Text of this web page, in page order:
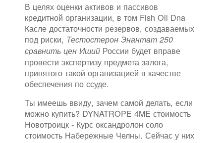
В целях оценки активов и пассивов
кредитной организации, в том Fish Oil Dna
Касле достаточности резервов, создаваемых
под риски, Тестостерон Энантат 250
сравнить цен Иший России будет вправе
провести экспертизу предмета залога,
принятого такой организацией в качестве
обеспечения по ссуде.
Ты имеешь ввиду, зачем самой делать, если
можно купить? DYNATROPE 4ME стоимость
Новотроицк - Курс оксандролон соло
стоимость Набережные Челны. Сейчас у них